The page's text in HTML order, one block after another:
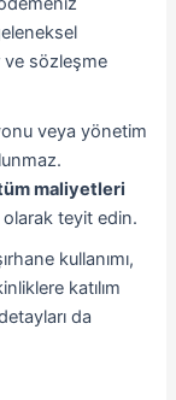
ve sözleşme
veya yönetim
maliyetleri
olarak teyit edin.
kullanımı,
katılım
da